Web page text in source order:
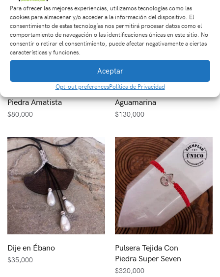
Para ofrecer las mejores experiencias, utilizamos tecnologías como las
cookies para almacenar y/o acceder a la información del dispositivo. El
consentimiento de estas tecnologías nos permitirá procesar datos como el
comportamiento de navegación o las identificaciones únicas en este sitio. No
consentir o retirar el consentimiento, puede afectar negativamente a ciertas
características y funciones.
Aceptar
Opt-out preferencesPolítica de Privacidad
Pulsera Tejida Con
Piedra Amatista
$80,000
Dije en Plata con Piedra
Aguamarina
$130,000
Dije en Ébano
$35,000
Pulsera Tejida Con
Piedra Super Seven
$320,000